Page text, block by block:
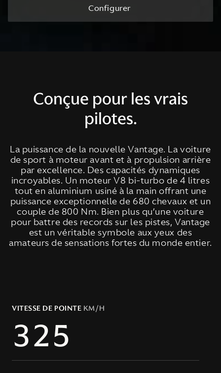
Configurer
Conçue pour les vrais
pilotes.
La puissance de la nouvelle Vantage. La voiture
de sport à moteur avant et à propulsion arrière
par excellence. Des capacités dynamiques
incroyables. Un moteur V8 bi-turbo de 4 litres
tout en aluminium usiné à la main offrant une
puissance exceptionnelle de 680 chevaux et un
couple de 800 Nm. Bien plus qu’une voiture
pour battre des records sur les pistes, Vantage
est un véritable symbole aux yeux des
amateurs de sensations fortes du monde entier.
VITESSE DE POINTE KM/H